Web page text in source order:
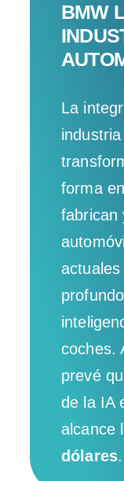
BMW
La
forma
fabrican
actuales
coches.
prevé
de la IA
alcance
dólares.